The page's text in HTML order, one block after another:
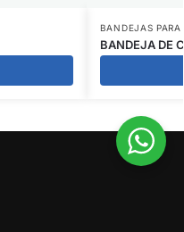
BANDEJAS PARA
BANDEJA DE